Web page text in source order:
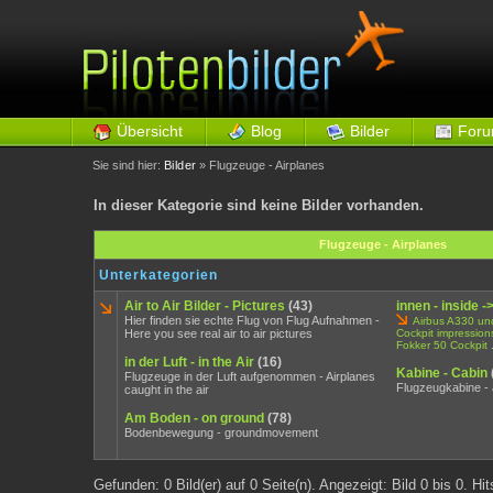
Übersicht Blog Bilder
Sie sind hier: Bilder » Flugzeuge - Airplanes
In dieser Kategorie sind keine Bilder vorhanden.
Flugzeuge - Airplanes
Unterkategorien
Air to Air Bilder - Pictures (43)
Hier finden sie echte Flug von Flug Aufnahmen -
Here you see real air to air pictures
in der Luft - in the Air(16)
Flugzeuge in der Luft aufgenommen - Airplanes
caught in the air
Am Boden - on ground (78)
Bodenbewegung - groundmovement
innen - inside -
Airbus A330
Cockpit
Fokker 50 Cockpit
Kabine - Cabin
Flugzeugkabine -
Gefunden: 0 Bild(er) auf 0 Seite(n). Angezeigt: Bild 0 bis 0.